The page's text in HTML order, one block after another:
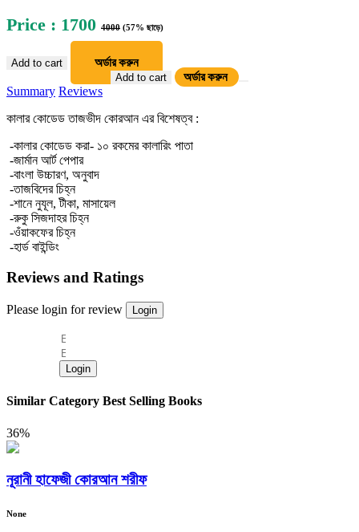
Price : 1700 4000 (57% ছাড়ে)
Add to cart অর্ডার করুন
Add to cart অর্ডার করুন
Summary Reviews
কালার কোডেড তাজভীদ কোরআন এর বিশেষত্ব :
-কালার কোডেড করা- ১০ রকমের কালারিং পাতা
-জার্মান আর্ট পেপার
-বাংলা উচ্চারণ, অনুবাদ
-তাজবিদের চিহ্ন
-শানে নুযূল, টীকা, মাসায়েল
-রুকু সিজদাহর চিহ্ন
-ওঁয়াকফের চিহ্ন
-হার্ড বাইন্ডিং
Reviews and Ratings
Please login for review Login
Login
Similar Category Best Selling Books
36%
নূরানী হাফেজী কোরআন শরীফ
None